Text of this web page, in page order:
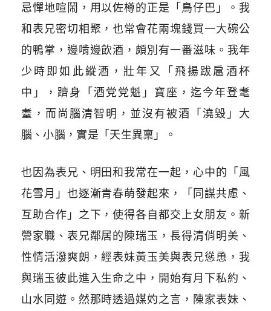
忌憚地喧鬧，用以佐樽的正是「鳥仔巴」。我
和表兄密切相聚，也常會花兩塊錢買一大碗公
的鴨掌，邊啃邊飲酒，頗別有一番滋味。我年
少時即如此縱酒，壯年又「飛揚跋扈酒杯
中」，躋身「酒党党魁」寶座，迄今年登耄
耋，而尚腦清智明，並沒有被酒「澆毀」大
腦、小腦，實是「天生異稟」。
也因為表兄、明田和我常在一起，心中的「風
花雪月」也逐漸青春萌發起來，「同謀共慮、
互助合作」之下，使得各自都交上女朋友。新
營家職、表兄鄰居的陳瑞玉，長得清俏明美、
性情活潑爽朗，經表妹黃玉美與表兄慫恿，我
與瑞玉彼此進入生命之中，開始有月下私約、
山水同遊。然那時透過媒妁之言，陳家表妹、